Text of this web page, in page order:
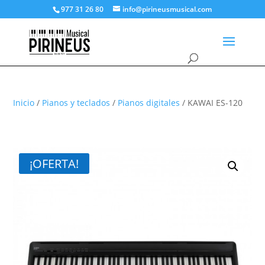
977 31 26 80 info@pirineusmusical.com
Inicio / Pianos y teclados / Pianos digitales / KAWAI ES-120
¡OFERTA!